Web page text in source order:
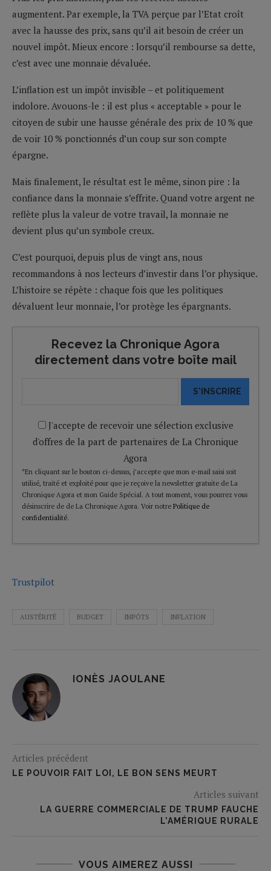
augmentent. Par exemple, la TVA perçue par l’Etat croît
avec la hausse des prix, sans qu’il ait besoin de créer un
nouvel impôt. Mieux encore : lorsqu’il rembourse sa dette,
c’est avec une monnaie dévaluée.
L’inflation est un impôt invisible – et politiquement
indolore. Avouons-le : il est plus « acceptable » pour le
citoyen de subir une hausse générale des prix de 10 % que
de voir 10 % ponctionnés d’un coup sur son compte
épargne.
Mais finalement, le résultat est le même, sinon pire : la
confiance dans la monnaie s’effrite. Quand votre argent ne
reflète plus la valeur de votre travail, la monnaie ne
devient plus qu’un symbole creux.
C’est pourquoi, depuis plus de vingt ans, nous
recommandons à nos lecteurs d’investir dans l’or physique.
L’histoire se répète : chaque fois que les politiques
dévaluent leur monnaie, l’or protège les épargnants.
Recevez la Chronique Agora
directement dans votre boîte mail
S'INSCRIRE
J'accepte de recevoir une sélection exclusive
d'offres de la part de partenaires de La Chronique
Agora
*En cliquant sur le bouton ci-dessus, j’accepte que mon e-mail saisi soit
utilisé, traité et exploité pour que je reçoive la newsletter gratuite de La
Chronique Agora et mon Guide Spécial. A tout moment, vous pourrez vous
désinscrire de de La Chronique Agora. Voir notre Politique de
confidentialité.
Trustpilot
AUSTÉRITÉ BUDGET IMPÔTS INFLATION
IONÈS JAOULANE
Articles précédent
LE POUVOIR FAIT LOI, LE BON SENS MEURT
Articles suivant
LA GUERRE COMMERCIALE DE TRUMP FAUCHE
L’AMÉRIQUE RURALE
VOUS AIMEREZ AUSSI